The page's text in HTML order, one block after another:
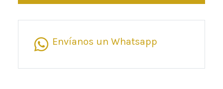
Envíanos un Whatsapp